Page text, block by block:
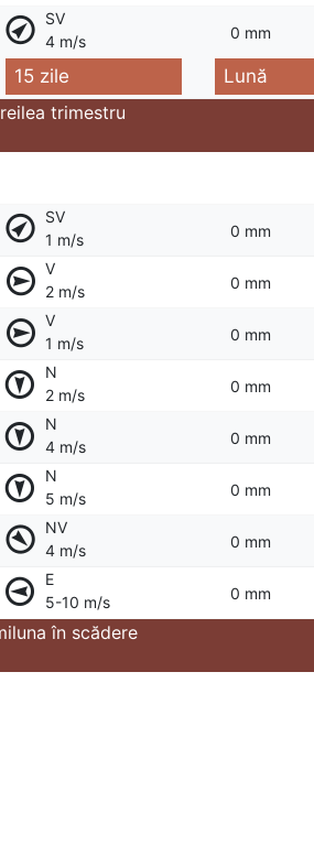
SV
4 m/s
0 mm
15 zile
Lună
trimestru
SV
1 m/s
0 mm
V
2 m/s
0 mm
V
1 m/s
0 mm
N
2 m/s
0 mm
N
4 m/s
0 mm
N
5 m/s
0 mm
NV
4 m/s
0 mm
E
5-10 m/s
0 mm
în scădere